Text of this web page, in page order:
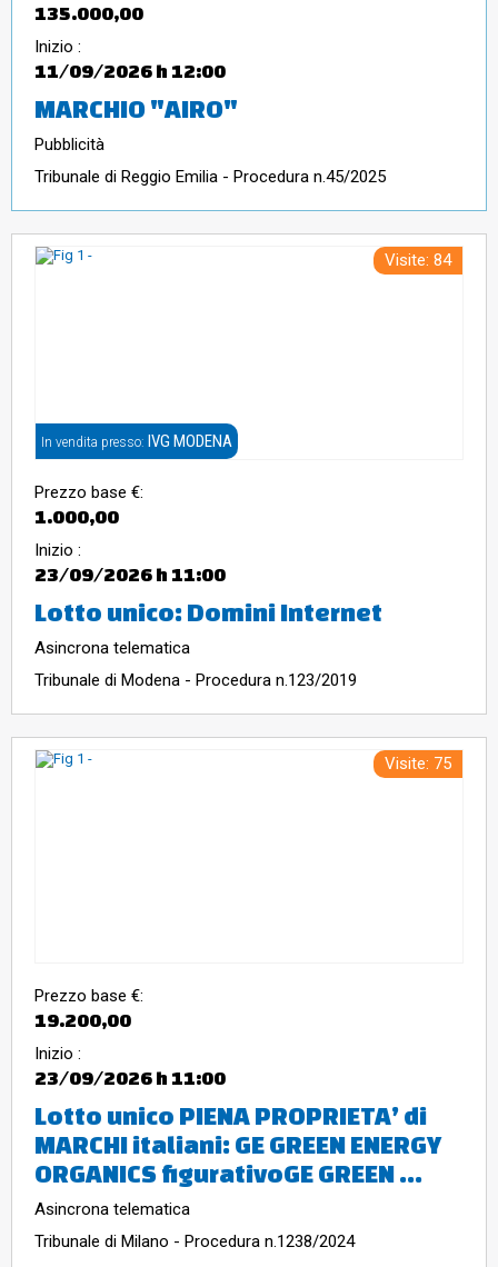
135.000,00
Inizio :
11/09/2026 h 12:00
MARCHIO "AIRO"
Pubblicità
Tribunale di Reggio Emilia - Procedura n.45/2025
In vendita presso: IVG MODENA
Visite: 84
Prezzo base €:
1.000,00
Inizio :
23/09/2026 h 11:00
Lotto unico: Domini Internet
Asincrona telematica
Tribunale di Modena - Procedura n.123/2019
Visite: 75
Prezzo base €:
19.200,00
Inizio :
23/09/2026 h 11:00
Lotto unico PIENA PROPRIETA’ di
MARCHI italiani: GE GREEN ENERGY
ORGANICS figurativoGE GREEN ...
Asincrona telematica
Tribunale di Milano - Procedura n.1238/2024